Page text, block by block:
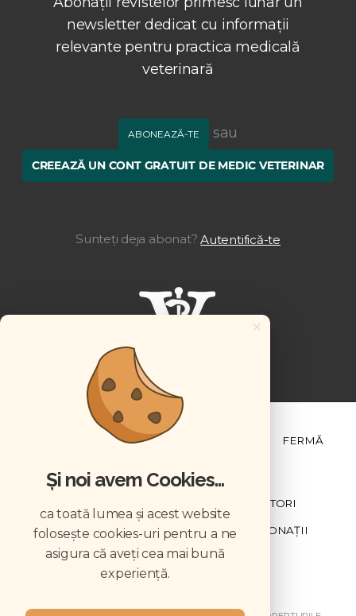
newsletter dedicat cu informații
relevante pentru practica medicală
veterinară
ABONEAZĂ-TE sau
CREEAZĂ UN CONT GRATUIT DE MEDIC VETERINAR
Sunteți deja abonat? Autentifică-te
ȘTIINȚĂ ȘI PRACTICĂ FERMĂ
CONTRIBUTORI
DESCĂRCĂRI ACREDITARE CMVRO DONAȚII
CHESTIONAR
×
Și noi avem Cookies...
ca toată lumea și acest website
folosește cookies-uri pentru a ne
asigura că aveți cea mai bună
experiență.